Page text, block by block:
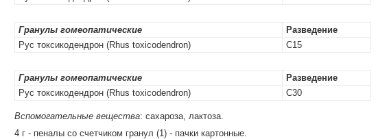
Гранулы гомеопатические
Разведение
Рус токсикодендрон (Rhus toxicodendron)
C15
Гранулы гомеопатические
Разведение
Рус токсикодендрон (Rhus toxicodendron)
C30
Вспомогательные вещества: сахароза, лактоза.
4 г - пеналы со счетчиком гранул (1) - пачки картонные.